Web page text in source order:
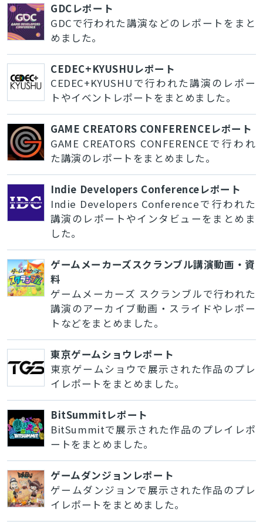
GDCレポート
GDCで行われた講演などのレポートをまと
めました。
CEDEC+KYUSHUレポート
CEDEC+KYUSHUで行われた講演のレポー
トやイベントレポートをまとめました。
GAME CREATORS CONFERENCEレポート
GAME CREATORS CONFERENCEで行われ
た講演のレポートをまとめました。
Indie Developers Conferenceレポート
Indie Developers Conferenceで行われた
講演のレポートやインタビューをまとめま
した。
ゲームメーカーズスクランブル講演動画・資
料
ゲームメーカーズ スクランブルで行われた
講演のアーカイブ動画・スライドやレポー
トなどをまとめました。
東京ゲームショウレポート
東京ゲームショウで展示された作品のプレ
イレポートをまとめました。
BitSummitレポート
BitSummitで展示された作品のプレイレポ
ートをまとめました。
ゲームダンジョンレポート
ゲームダンジョンで展示された作品のプレ
イレポートをまとめました。